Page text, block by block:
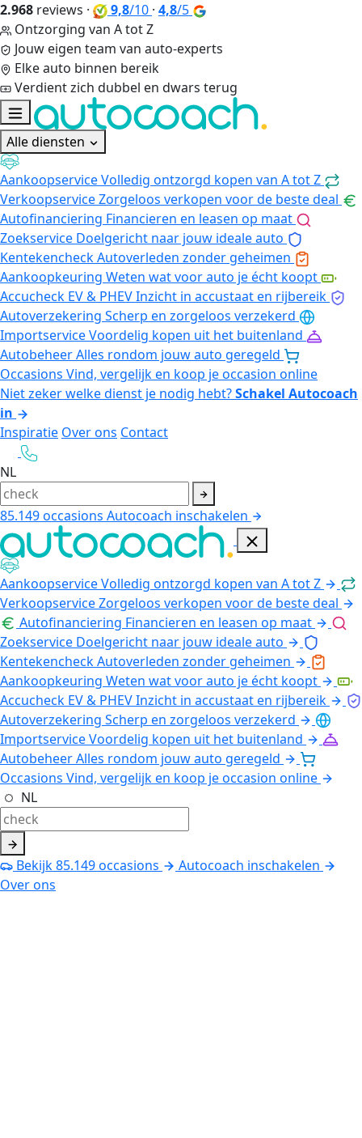
2.968 reviews · 9,8/10 · 4,8/5
Ontzorging van A tot Z
Jouw eigen team van auto-experts
Elke auto binnen bereik
Verdient zich dubbel en dwars terug
Alle diensten
AankoopserviceVolledig ontzorgd kopen van A tot Z
VerkoopserviceZorgeloos verkopen voor de beste deal
Autofinanciering Financieren en leasen op maat
Zoekservice Doelgericht naar jouw ideale auto
KentekencheckAutoverleden zonder geheimen
Aankoopkeuring Weten wat voor auto je écht koopt
Accucheck EV & PHEVInzicht in accustaat en rijbereik
Autoverzekering Scherp en zorgeloos verzekerd
ImportserviceVoordelig kopen uit het buitenland
AutobeheerAlles rondom jouw auto geregeld
Occasions Vind, vergelijk en koop je occasion online
Niet zeker welke dienst je nodig hebt?Schakel Autocoach
in
Inspiratie Over ons Contact
NL
85.149occasions Autocoach inschakelen
AankoopserviceVolledig ontzorgd kopen van A tot Z
VerkoopserviceZorgeloos verkopen voor de beste deal
Autofinanciering Financieren en leasen op maat
Zoekservice Doelgericht naar jouw ideale auto
KentekencheckAutoverleden zonder geheimen
Aankoopkeuring Weten wat voor auto je écht koopt
Accucheck EV & PHEVInzicht in accustaat en rijbereik
Autoverzekering Scherp en zorgeloos verzekerd
ImportserviceVoordelig kopen uit het buitenland
AutobeheerAlles rondom jouw auto geregeld
Occasions Vind, vergelijk en koop je occasion online
NL
Bekijk85.149occasions
Autocoach inschakelen
Over ons